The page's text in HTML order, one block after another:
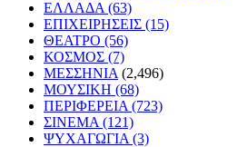
ΕΛΛΑΔΑ (63)
ΕΠΙΧΕΙΡΗΣΕΙΣ (15)
ΘΕΑΤΡΟ (56)
ΚΟΣΜΟΣ (7)
ΜΕΣΣΗΝΙΑ (2,496)
ΜΟΥΣΙΚΗ (68)
ΠΕΡΙΦΕΡΕΙΑ (723)
ΣΙΝΕΜΑ (121)
ΨΥΧΑΓΩΓΙΑ (3)